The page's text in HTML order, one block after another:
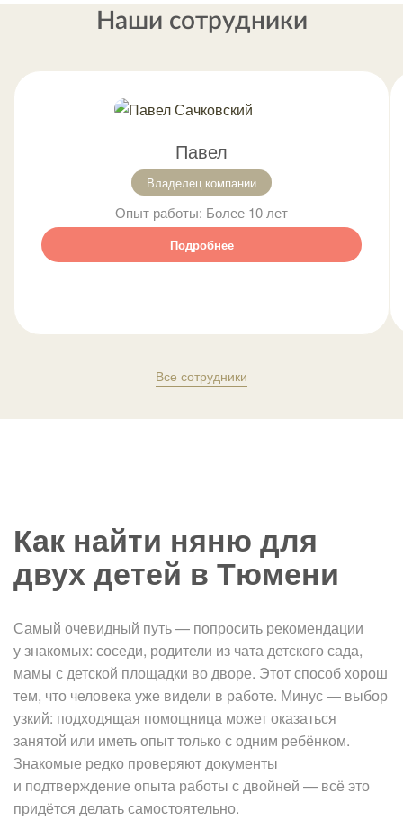
Наши сотрудники
Павел
Владелец компании
Опыт работы: Более 10 лет
Подробнее
Все сотрудники
Как найти няню для
двух детей в Тюмени
Самый очевидный путь — попросить рекомендации
у знакомых: соседи, родители из чата детского сада,
мамы с детской площадки во дворе. Этот способ хорош
тем, что человека уже видели в работе. Минус — выбор
узкий: подходящая помощница может оказаться
занятой или иметь опыт только с одним ребёнком.
Знакомые редко проверяют документы
и подтверждение опыта работы с двойней — всё это
придётся делать самостоятельно.